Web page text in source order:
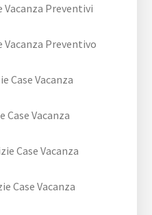
Vacanza Preventivi
Vacanza Preventivo
Case Vacanza
Vacanza
Case Vacanza
Case Vacanza